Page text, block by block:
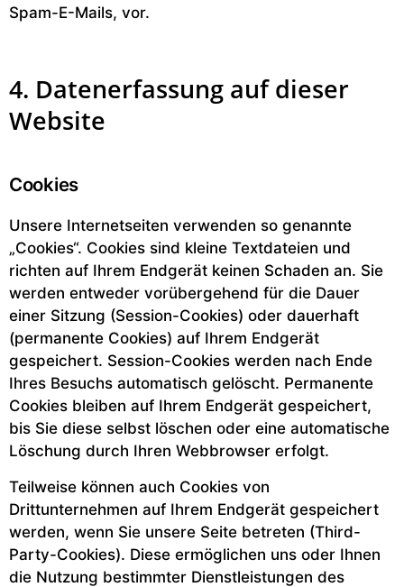
Spam-E-Mails, vor.
4. Datenerfassung auf dieser
Website
Cookies
Unsere Internetseiten verwenden so genannte
„Cookies“. Cookies sind kleine Textdateien und
richten auf Ihrem Endgerät keinen Schaden an. Sie
werden entweder vorübergehend für die Dauer
einer Sitzung (Session-Cookies) oder dauerhaft
(permanente Cookies) auf Ihrem Endgerät
gespeichert. Session-Cookies werden nach Ende
Ihres Besuchs automatisch gelöscht. Permanente
Cookies bleiben auf Ihrem Endgerät gespeichert,
bis Sie diese selbst löschen oder eine automatische
Löschung durch Ihren Webbrowser erfolgt.
Teilweise können auch Cookies von
Drittunternehmen auf Ihrem Endgerät gespeichert
werden, wenn Sie unsere Seite betreten (Third-
Party-Cookies). Diese ermöglichen uns oder Ihnen
die Nutzung bestimmter Dienstleistungen des